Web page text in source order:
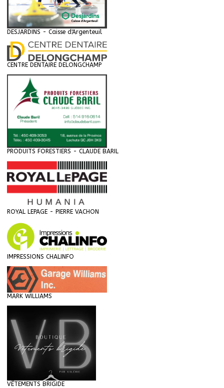
DESJARDINS - Caisse d'Argenteuil
CENTRE DENTAIRE DELONGCHAMP
PRODUITS FORESTIERS - CLAUDE BARIL
ROYAL LEPAGE - PIERRE VACHON
IMPRESSIONS CHALINFO
MARK WILLIAMS
VÊTEMENTS BRIGIDE